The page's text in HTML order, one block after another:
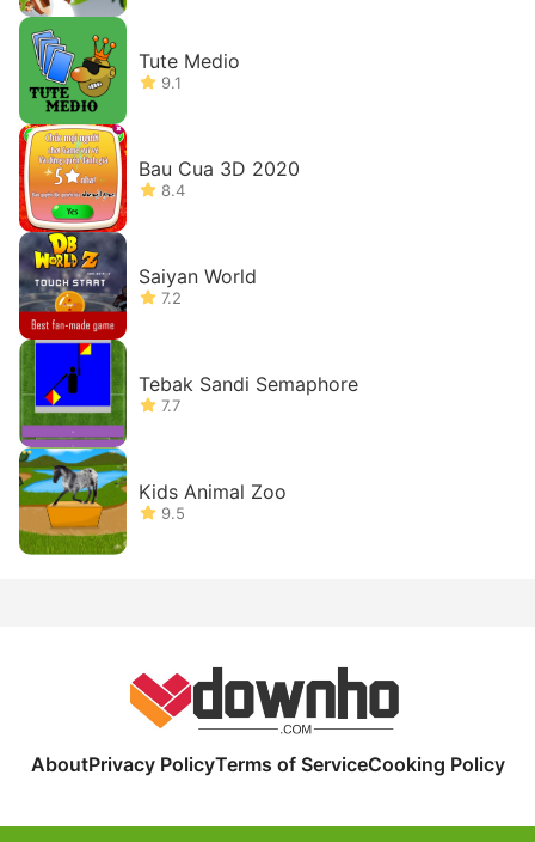
Tute Medio
9.1
Bau Cua 3D 2020
8.4
Saiyan World
7.2
Tebak Sandi Semaphore
7.7
Kids Animal Zoo
9.5
AboutPrivacy PolicyTerms of ServiceCooking Policy